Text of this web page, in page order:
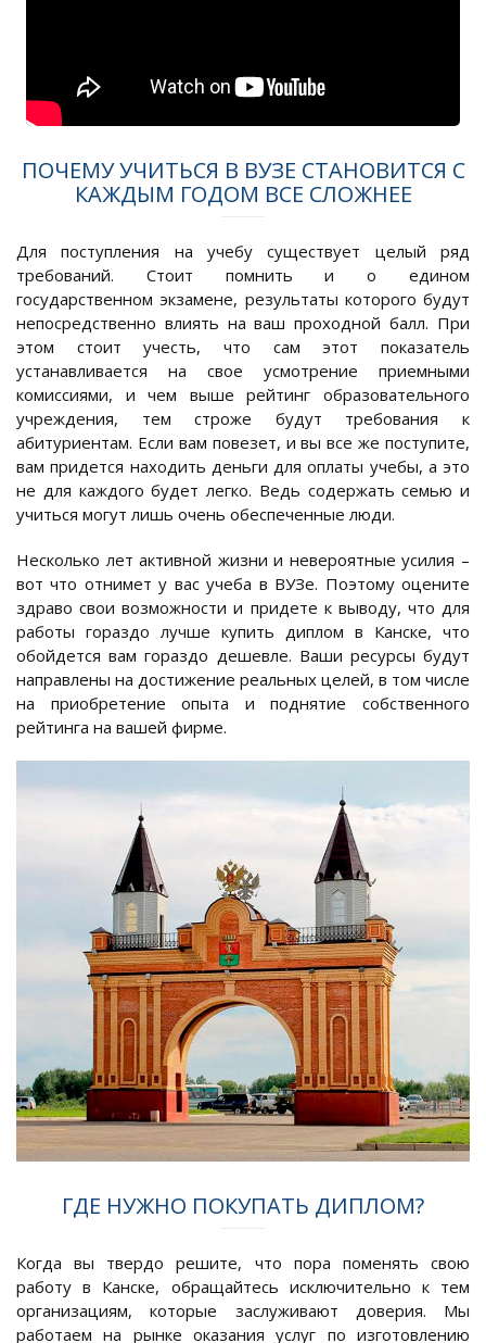
ПОЧЕМУ УЧИТЬСЯ В ВУЗЕ СТАНОВИТСЯ С
КАЖДЫМ ГОДОМ ВСЕ СЛОЖНЕЕ
Для поступления на учебу существует целый ряд
требований. Стоит помнить и о едином
государственном экзамене, результаты которого будут
непосредственно влиять на ваш проходной балл. При
этом стоит учесть, что сам этот показатель
устанавливается на свое усмотрение приемными
комиссиями, и чем выше рейтинг образовательного
учреждения, тем строже будут требования к
абитуриентам. Если вам повезет, и вы все же поступите,
вам придется находить деньги для оплаты учебы, а это
не для каждого будет легко. Ведь содержать семью и
учиться могут лишь очень обеспеченные люди.
Несколько лет активной жизни и невероятные усилия –
вот что отнимет у вас учеба в ВУЗе. Поэтому оцените
здраво свои возможности и придете к выводу, что для
работы гораздо лучше купить диплом в Канске, что
обойдется вам гораздо дешевле. Ваши ресурсы будут
направлены на достижение реальных целей, в том числе
на приобретение опыта и поднятие собственного
рейтинга на вашей фирме.
ГДЕ НУЖНО ПОКУПАТЬ ДИПЛОМ?
Когда вы твердо решите, что пора поменять свою
работу в Канске, обращайтесь исключительно к тем
организациям, которые заслуживают доверия. Мы
работаем на рынке оказания услуг по изготовлению